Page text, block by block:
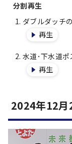
分割再生
ダブルダッチ
再生
水道･下水道
再生
2024年12月